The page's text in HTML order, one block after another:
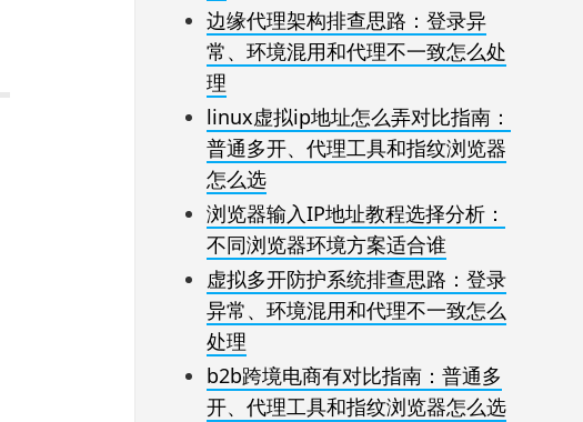
边缘代理架构排查思路：登录异
常、环境混用和代理不一致怎么处
理
linux虚拟ip地址怎么弄对比指南：
普通多开、代理工具和指纹浏览器
怎么选
浏览器输入IP地址教程选择分析：
不同浏览器环境方案适合谁
虚拟多开防护系统排查思路：登录
异常、环境混用和代理不一致怎么
处理
b2b跨境电商有对比指南：普通多
开、代理工具和指纹浏览器怎么选